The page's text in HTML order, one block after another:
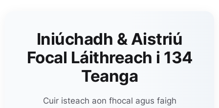
Iniúchadh & Aistriú
Focal Láithreach i 134
Teanga
Cuir isteach aon fhocal agus faigh